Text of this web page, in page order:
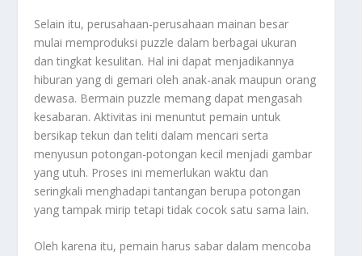
Selain itu, perusahaan-perusahaan mainan besar
mulai memproduksi puzzle dalam berbagai ukuran
dan tingkat kesulitan. Hal ini dapat menjadikannya
hiburan yang di gemari oleh anak-anak maupun orang
dewasa. Bermain puzzle memang dapat mengasah
kesabaran. Aktivitas ini menuntut pemain untuk
bersikap tekun dan teliti dalam mencari serta
menyusun potongan-potongan kecil menjadi gambar
yang utuh. Proses ini memerlukan waktu dan
seringkali menghadapi tantangan berupa potongan
yang tampak mirip tetapi tidak cocok satu sama lain.
Oleh karena itu, pemain harus sabar dalam mencoba